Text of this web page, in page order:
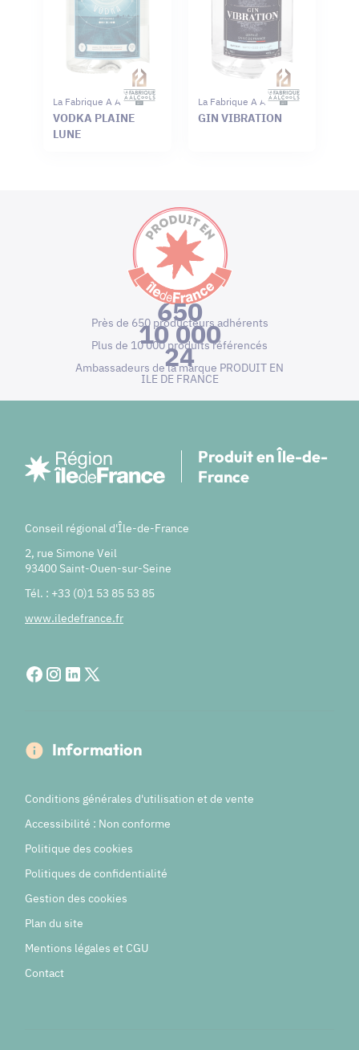
La Fabrique A Alcools
VODKA PLAINE
LUNE
La Fabrique A Alcools
GIN VIBRATION
650
Près de 650 producteurs adhérents
10 000
Plus de 10 000 produits référencés
24
Ambassadeurs de la marque PRODUIT EN
ILE DE FRANCE
Produit en Île-de-
France
Conseil régional d'Île-de-France
2, rue Simone Veil
93400 Saint-Ouen-sur-Seine
Tél. : +33 (0)1 53 85 53 85
www.iledefrance.fr
Information
Conditions générales d'utilisation et de vente
Accessibilité : Non conforme
Politique des cookies
Politiques de confidentialité
Gestion des cookies
Plan du site
Mentions légales et CGU
Contact